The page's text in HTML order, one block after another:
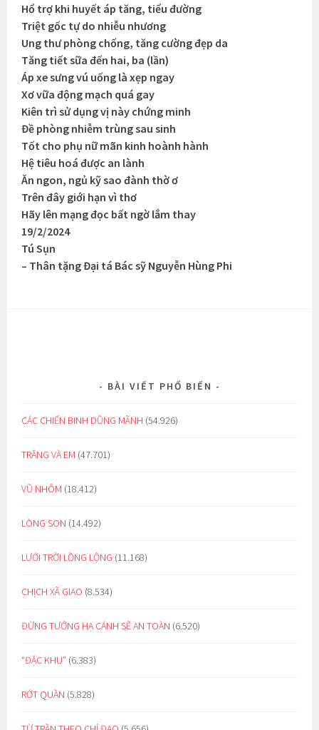
Hổ trợ khi huyết áp tăng, tiểu đường
Triệt gốc tự do nhiễu nhương
Ung thư phòng chống, tăng cường đẹp da
Tăng tiết sữa đến hai, ba (lần)
Áp xe sưng vú uống là xẹp ngay
Xơ vữa động mạch quá gay
Kiên trì sử dụng vị này chứng minh
Đề phòng nhiễm trùng sau sinh
Tốt cho phụ nữ mãn kinh hoành hành
Hệ tiêu hoá được an lành
Ăn ngon, ngủ kỹ sao đành thờ ơ
Trên đây giới hạn vì thơ
Hãy lên mạng đọc bất ngờ lắm thay
19/2/2024
Tú Sụn
– Thân tặng Đại tá Bác sỹ Nguyễn Hùng Phi
BÀI VIẾT PHỔ BIẾN
CÁC CHIẾN BINH DŨNG MÃNH (54.926)
TRĂNG VÀ EM (47.701)
VŨ NHÔM (18.412)
LÒNG SON (14.492)
LƯỚI TRỜI LỒNG LỘNG (11.168)
CHỊCH XÃ GIAO (8.534)
ĐỪNG TƯỞNG HẠ CÁNH SẼ AN TOÀN (6.520)
“ĐẶC KHU” (6.383)
RỚT QUẦN (5.828)